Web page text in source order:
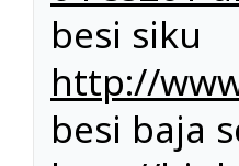
besi siku
http://
besi baja